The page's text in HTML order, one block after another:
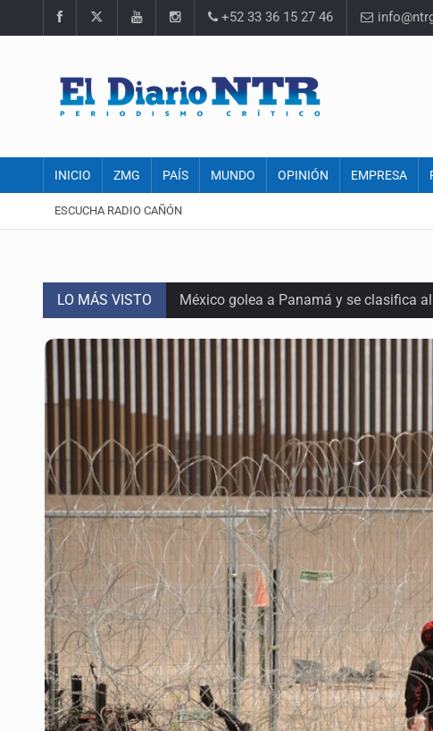
+52 33 36 15 27 46
INICIO ZMG PAÍS MUNDO OPINIÓN EMPRESA
ESCUCHA RADIO CAÑÓN
LO MÁS VISTO México golea a Panamá y se clasifica
Casa Blanca niega desacuerdo entre
Anuncian comité ciudadano para exigir
Quinto Patio
Créditos fiscales por anomalías suman
Tiene Zapopan las colonias más caras
Vecinos de Torre A en Latitud
3.5 millones de jaliscienses, sin trabajo
IMSS Jalisco concreta dos donaciones
'Nadie nos va a extrañar' regresa con